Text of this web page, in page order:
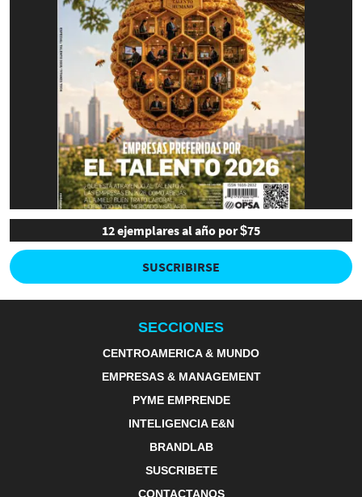
12 ejemplares al año por $75
SUSCRIBIRSE
SECCIONES
CENTROAMERICA & MUNDO
EMPRESAS & MANAGEMENT
PYME EMPRENDE
INTELIGENCIA E&N
BRANDLAB
SUSCRIBETE
CONTACTANOS